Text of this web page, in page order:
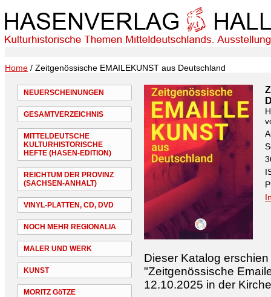
Home / Zeitgenössische EMAILEKUNST aus Deutschland
NEUERSCHEINUNGEN
GESAMTVERZEICHNIS
MITTELDEUTSCHE
KULTURHISTORISCHE
HEFTE (HASEN-EDITION)
REICHTUM DER PROVINZ
(SACHSEN-ANHALT)
VINYL-PLATTEN, CD, DVD
NOCH MEHR REGIONALIA
MALER UND WERK
KUNST
MORITZ GöTZE
Dieser Katalog
"Zeitgenössische
12.10.2025 in der